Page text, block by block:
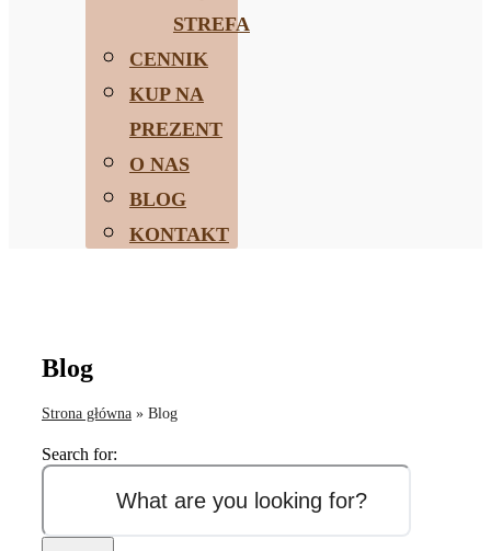
STREFA
CENNIK
KUP NA
PREZENT
O NAS
BLOG
KONTAKT
Blog
Strona główna» Blog
Search for: